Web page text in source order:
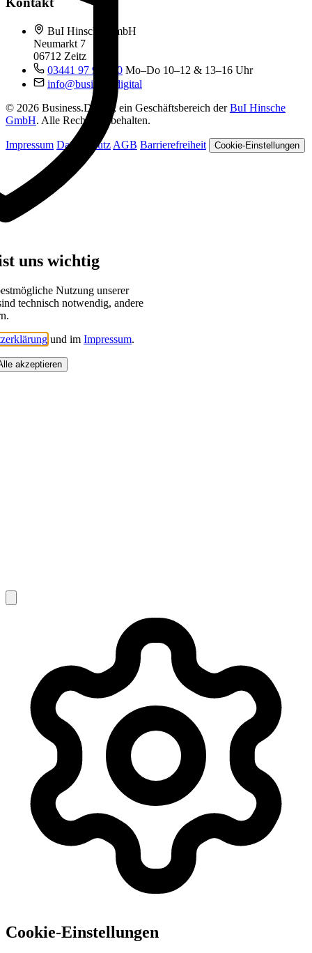
BuI Hinsche GmbH
Neumarkt 7
06712 Zeitz
03441 97 99 060 Mo–Do 10–12 & 13–16 Uhr
info@business.digital
© 2026 Business.Digital, ein Geschäftsbereich derBuI Hinsche
GmbH. Alle Rechte vorbehalten.
Impressum Datenschutz AGB Barrierefreiheit Cookie-Einstellungen
uns wichtig
Nutzung unserer
technisch notwendig, andere
und im Impressum.
akzeptieren
Cookie-Einstellungen